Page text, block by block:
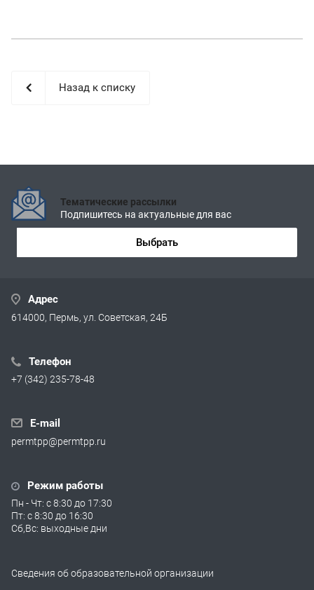
Назад к списку
Тематические рассылки
Подпишитесь на актуальные для вас
Выбрать
Адрес
614000, Пермь, ул. Советская, 24Б
Телефон
+7 (342) 235-78-48
E-mail
permtpp@permtpp.ru
Режим работы
Пн - Чт: с 8:30 до 17:30
Пт: с 8:30 до 16:30
Сб,Вс: выходные дни
Сведения об образовательной организации